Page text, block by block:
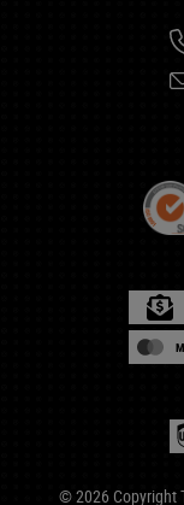
© 2026 Copyright